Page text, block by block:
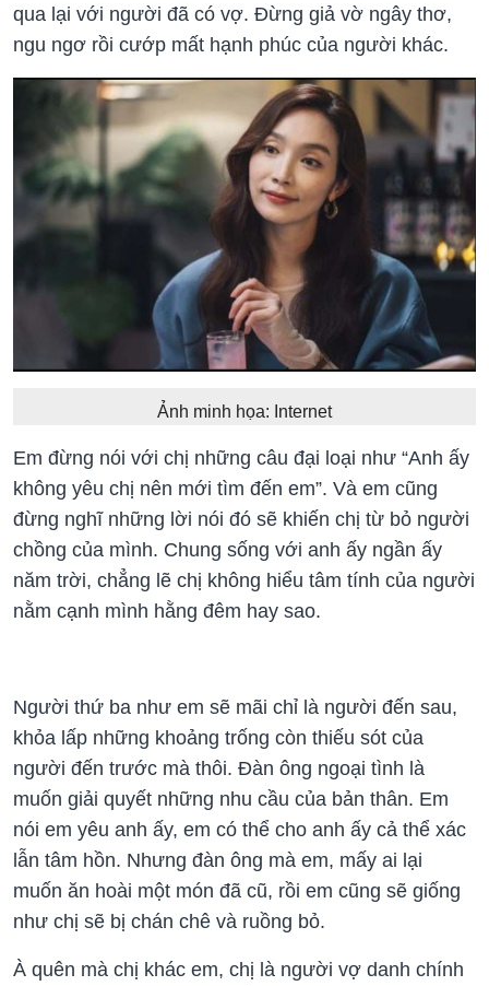
qua lại với người đã có vợ. Đừng giả vờ ngây thơ,
ngu ngơ rồi cướp mất hạnh phúc của người khác.
Ảnh minh họa: Internet
Em đừng nói với chị những câu đại loại như “Anh ấy
không yêu chị nên mới tìm đến em”. Và em cũng
đừng nghĩ những lời nói đó sẽ khiến chị từ bỏ người
chồng của mình. Chung sống với anh ấy ngần ấy
năm trời, chẳng lẽ chị không hiểu tâm tính của người
nằm cạnh mình hằng đêm hay sao.
Người thứ ba như em sẽ mãi chỉ là người đến sau,
khỏa lấp những khoảng trống còn thiếu sót của
người đến trước mà thôi. Đàn ông ngoại tình là
muốn giải quyết những nhu cầu của bản thân. Em
nói em yêu anh ấy, em có thể cho anh ấy cả thể xác
lẫn tâm hồn. Nhưng đàn ông mà em, mấy ai lại
muốn ăn hoài một món đã cũ, rồi em cũng sẽ giống
như chị sẽ bị chán chê và ruồng bỏ.
À quên mà chị khác em, chị là người vợ danh chính